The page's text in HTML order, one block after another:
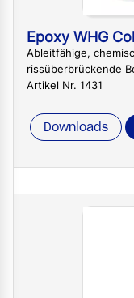
Epoxy WHG
Ableitfähige,
rissüberbrückende
Artikel Nr. 1431
Downloads